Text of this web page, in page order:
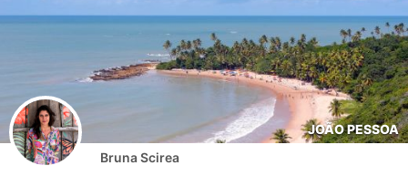
JOÃO PESSOA
Bruna Scirea